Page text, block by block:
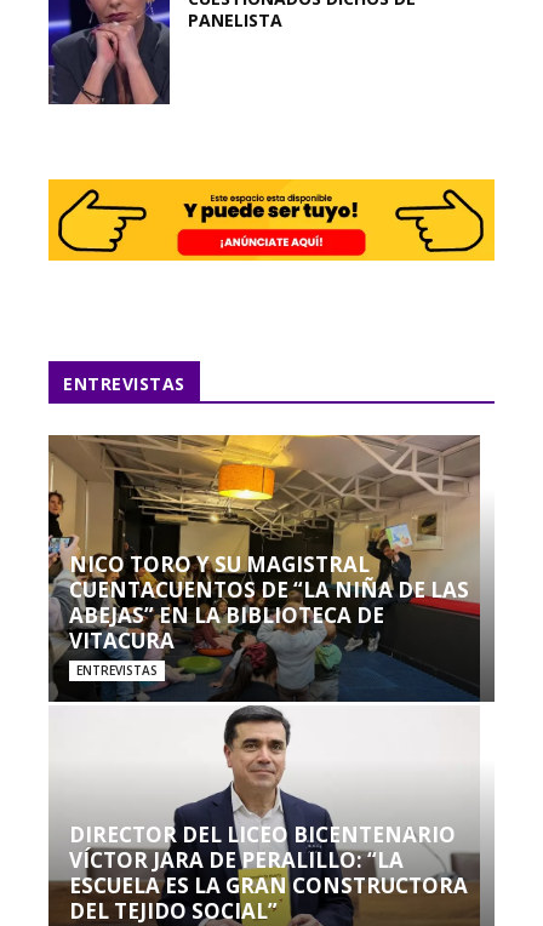
PANELISTA
ENTREVISTAS
NICO TORO Y SU MAGISTRAL
CUENTACUENTOS DE “LA NIÑA DE LAS
ABEJAS” EN LA BIBLIOTECA DE
VITACURA
ENTREVISTAS
DIRECTOR DEL LICEO BICENTENARIO
VÍCTOR JARA DE PERALILLO: “LA
ESCUELA ES LA GRAN CONSTRUCTORA
DEL TEJIDO SOCIAL”